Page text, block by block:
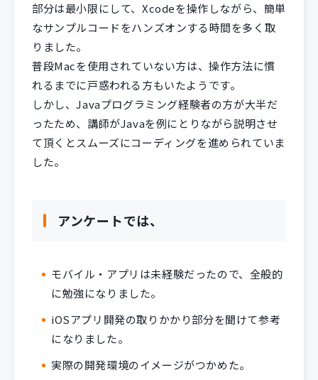
部分は最小限にして、Xcodeを操作しながら、簡単
なサンプルコードをハンズオンする時間を多く取
りました。
普段Macを使用されていない方は、操作方法に慣
れるまでに戸惑われる方もいたようです。
しかし、Javaプログラミング経験者の方が大半だ
ったため、講師がJavaを例にとりながら説明させ
て頂くとスムーズにコーディングを進められていま
した。
アンケートでは、
モバイル・アプリは未経験だったので、全般的
に勉強になりました。
iOSアプリ開発の取りかかり部分を聞けて参考
になりました。
実際の開発環境のイメージがつかめた。